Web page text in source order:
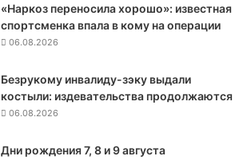
«Наркоз переносила хорошо»: известная
спортсменка впала в кому на операции
06.08.2026
Безрукому инвалиду-зэку выдали
костыли: издевательства продолжаются
06.08.2026
Дни рождения 7, 8 и 9 августа